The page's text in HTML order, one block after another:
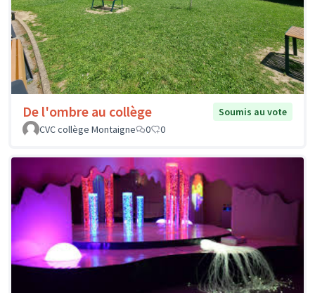
De l'ombre au collège
Soumis au vote
CVC collège Montaigne
0 0